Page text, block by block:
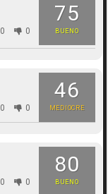
75
BUENO
0 0
46
MEDIOCRE
0 0
80
BUENO
0 0